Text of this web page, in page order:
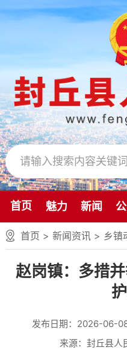
首页 魅力 新闻
首页 > 新闻资讯 > 乡镇
赵岗镇：多措
发布日期：2026-06-
来源：封丘县人